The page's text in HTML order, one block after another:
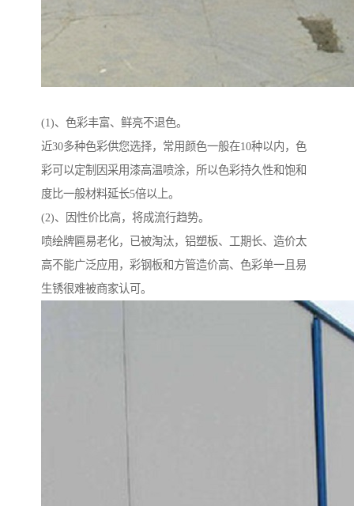
(1)、色彩丰富、鲜亮不退色。
近30多种色彩供您选择，常用颜色一般在10种以内，色
彩可以定制因采用漆高温喷涂，所以色彩持久性和饱和
度比一般材料延长5倍以上。
(2)、因性价比高，将成流行趋势。
喷绘牌匾易老化，已被淘汰，铝塑板、工期长、造价太
高不能广泛应用，彩钢板和方管造价高、色彩单一且易
生锈很难被商家认可。